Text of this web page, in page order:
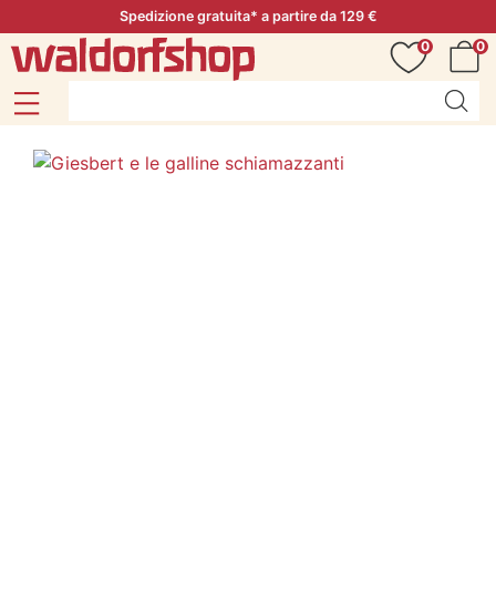
Spedizione gratuita* a partire da 129 €
0
0